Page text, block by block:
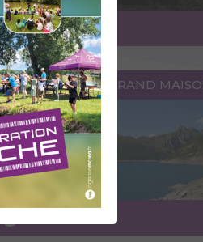
Accéder au lieu
LA RETENUE DE GRAND